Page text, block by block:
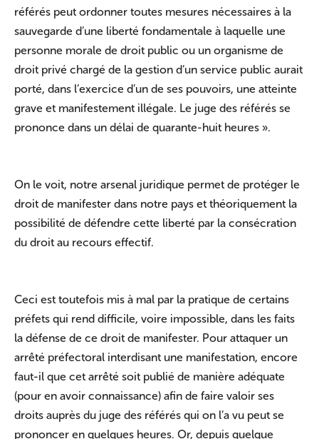
référés peut ordonner toutes mesures nécessaires à la
sauvegarde d’une liberté fondamentale à laquelle une
personne morale de droit public ou un organisme de
droit privé chargé de la gestion d’un service public aurait
porté, dans l’exercice d’un de ses pouvoirs, une atteinte
grave et manifestement illégale. Le juge des référés se
prononce dans un délai de quarante-huit heures ».
On le voit, notre arsenal juridique permet de protéger le
droit de manifester dans notre pays et théoriquement la
possibilité de défendre cette liberté par la consécration
du droit au recours effectif.
Ceci est toutefois mis à mal par la pratique de certains
préfets qui rend difficile, voire impossible, dans les faits
la défense de ce droit de manifester. Pour attaquer un
arrêté préfectoral interdisant une manifestation, encore
faut-il que cet arrêté soit publié de manière adéquate
(pour en avoir connaissance) afin de faire valoir ses
droits auprès du juge des référés qui on l’a vu peut se
prononcer en quelques heures. Or, depuis quelque